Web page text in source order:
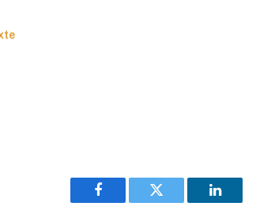
Facebook Twitter LinkedIn